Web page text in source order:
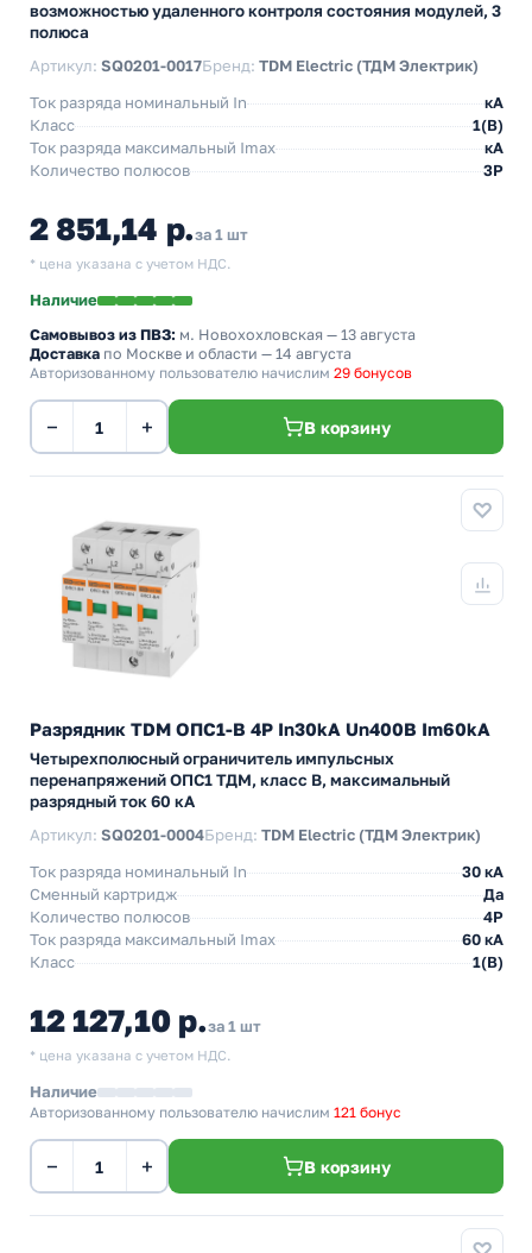
возможностью удаленного контроля состояния модулей, 3
полюса
Артикул: SQ0201-0017Бренд: TDM Electric (ТДМ Электрик)
Ток разряда номинальный In
кА
Класс
1(В)
Ток разряда максимальный Imax
кА
Количество полюсов
3P
2 851,14 р.за 1 шт
* цена указана с учетом НДС.
Наличие
Самовывоз из ПВЗ: м. Новохохловская — 13 августа
Доставка по Москве и области — 14 августа
Авторизованному пользователю начислим 29 бонусов
− + В корзину
Разрядник TDM ОПС1-B 4Р In30kA Un400B Im60kA
Четырехполюсный ограничитель импульсных
перенапряжений ОПС1 ТДМ, класс B, максимальный
разрядный ток 60 кА
Артикул: SQ0201-0004Бренд: TDM Electric (ТДМ Электрик)
Ток разряда номинальный In
30 кА
Сменный картридж
Да
Количество полюсов
4P
Ток разряда максимальный Imax
60 кА
Класс
1(В)
12 127,10 р.за 1 шт
* цена указана с учетом НДС.
Наличие
Авторизованному пользователю начислим 121 бонус
− + В корзину